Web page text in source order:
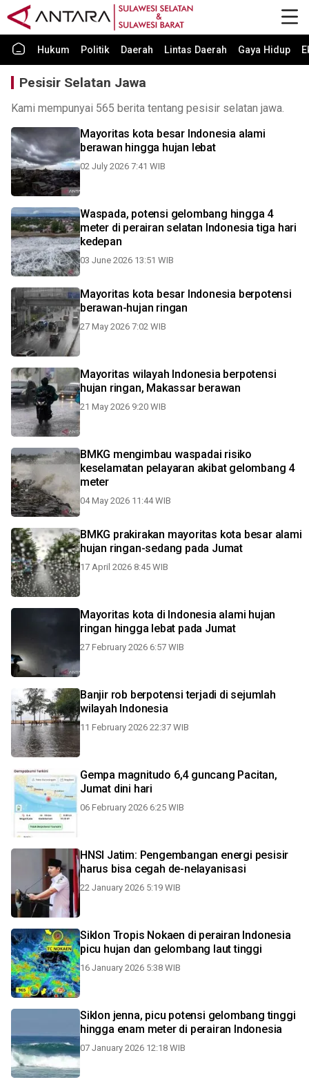
Hukum Politik Daerah Lintas Daerah Gaya Hidup
Pesisir Selatan Jawa
Kami mempunyai 565 berita tentang pesisir selatan jawa.
Mayoritas kota besar Indonesia alami
berawan hingga hujan lebat
02 July 2026 7:41 WIB
Waspada, potensi gelombang hingga 4
meter di perairan selatan Indonesia tiga hari
kedepan
03 June 2026 13:51 WIB
Mayoritas kota besar Indonesia berpotensi
berawan-hujan ringan
27 May 2026 7:02 WIB
Mayoritas wilayah Indonesia berpotensi
hujan ringan, Makassar berawan
21 May 2026 9:20 WIB
BMKG mengimbau waspadai risiko
keselamatan pelayaran akibat gelombang 4
meter
04 May 2026 11:44 WIB
BMKG prakirakan mayoritas kota besar alami
hujan ringan-sedang pada Jumat
17 April 2026 8:45 WIB
Mayoritas kota di Indonesia alami hujan
ringan hingga lebat pada Jumat
27 February 2026 6:57 WIB
Banjir rob berpotensi terjadi di sejumlah
wilayah Indonesia
11 February 2026 22:37 WIB
Gempa magnitudo 6,4 guncang Pacitan,
Jumat dini hari
06 February 2026 6:25 WIB
HNSI Jatim: Pengembangan energi pesisir
harus bisa cegah de-nelayanisasi
22 January 2026 5:19 WIB
Siklon Tropis Nokaen di perairan Indonesia
picu hujan dan gelombang laut tinggi
16 January 2026 5:38 WIB
Siklon jenna, picu potensi gelombang tinggi
hingga enam meter di perairan Indonesia
07 January 2026 12:18 WIB